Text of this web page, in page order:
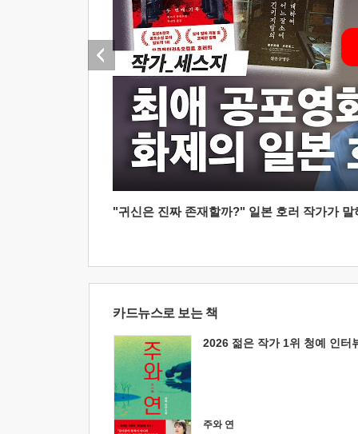
"귀신은 진짜 존재할까?" 일본 호러 작가가
카드뉴스로 보는 책
2026 젊은 작가 1위 청예 인터
주와 연